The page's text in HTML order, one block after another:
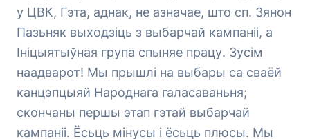
у ЦВК, Гэта, аднак, не азначае, што сп. Зянон
Пазьняк выходзіць з выбарчай кампаніі, а
Ініцыятыўная група спыняе працу. Зусім
наадварот! Мы прышлі на выбары са сваёй
канцэпцыяй Народнага галасаваньня;
скончаны першы этап гэтай выбарчай
кампаніі. Ёсьць мінусы і ёсьць плюсы. Мы